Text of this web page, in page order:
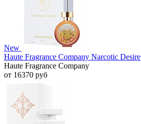
New
Haute Fragrance Company Narcotic Desire
Haute Fragrance Company
от 16370 руб